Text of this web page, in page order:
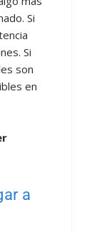
Si
Si
son
en
a